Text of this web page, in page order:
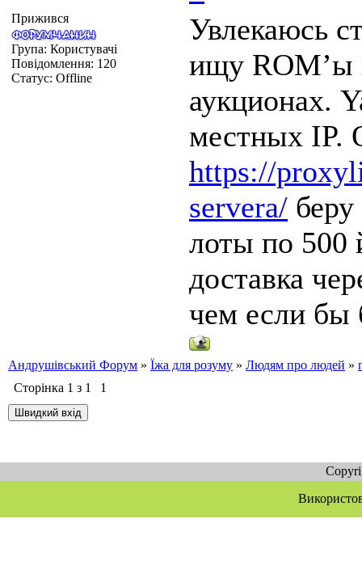
Прижився
Група: Користувачі
Повідомлення: 120
Статус: Offline
Увлекаюсь
ищу ROM’ы
аукционах.
местных IP.
https://
servera/
лоты по 500
доставка
чем если бы
Андрушівський Форум » Їжа для розуму » Людям про людей »
Сторінка 1 з 1 1